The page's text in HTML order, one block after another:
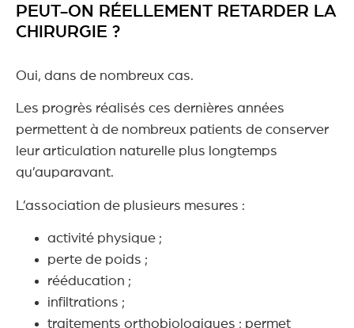
PEUT-ON RÉELLEMENT RETARDER LA
CHIRURGIE ?
Oui, dans de nombreux cas.
Les progrès réalisés ces dernières années
permettent à de nombreux patients de conserver
leur articulation naturelle plus longtemps
qu’auparavant.
L’association de plusieurs mesures :
activité physique ;
perte de poids ;
rééducation ;
infiltrations ;
traitements orthobiologiques ; permet